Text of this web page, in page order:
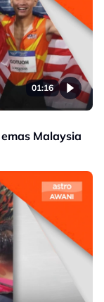
01:16
Malaysia